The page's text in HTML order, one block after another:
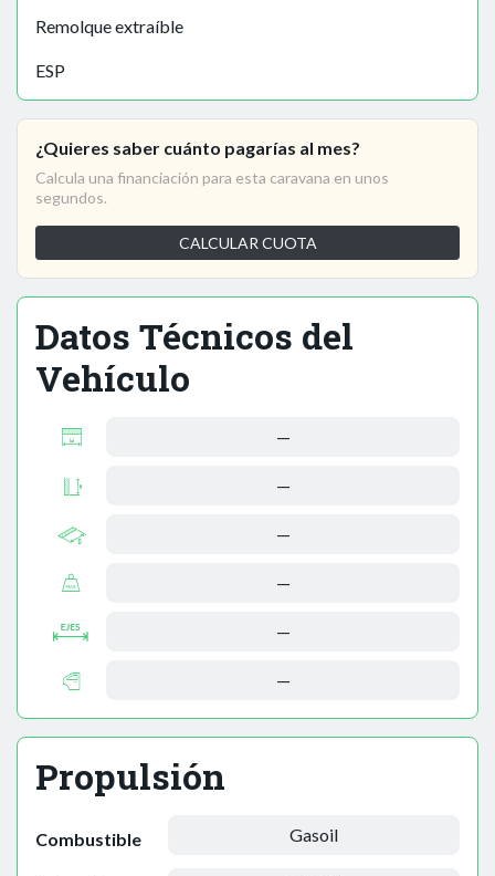
Remolque extraíble
ESP
¿Quieres saber cuánto pagarías al mes?
Calcula una financiación para esta caravana en unos
segundos.
CALCULAR CUOTA
Datos Técnicos del
Vehículo
—
—
—
—
—
—
Propulsión
Combustible Gasoil